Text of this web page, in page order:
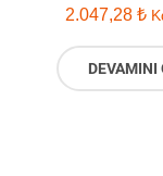
2.047,28 ₺
DEVAMINI